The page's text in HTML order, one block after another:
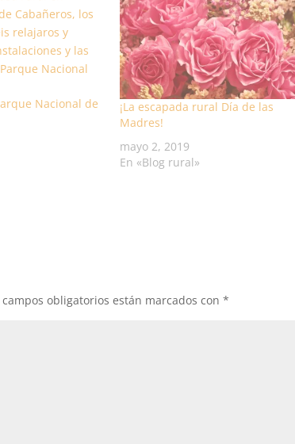
Nacional de
¡La escapada rural Día de las
Madres!
mayo 2, 2019
En «Blog rural»
campos obligatorios están marcados con*